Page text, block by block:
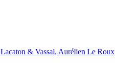
& Vassal, Aurélien Le Roux